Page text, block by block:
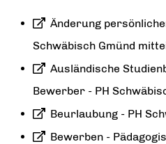
Änderung
Schwäbisch Gmünd
Ausländische
Bewerber - PH
Beurlaubung - PH
Bewerben -